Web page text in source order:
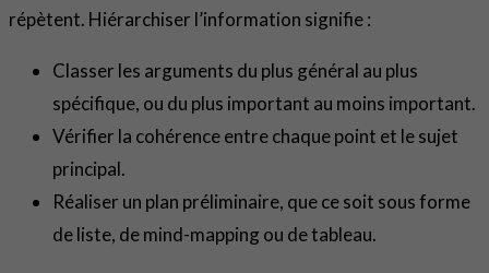
répètent. Hiérarchiser l’information signifie :
Classer les arguments du plus général au plus
spécifique, ou du plus important au moins important.
Vérifier la cohérence entre chaque point et le sujet
principal.
Réaliser un plan préliminaire, que ce soit sous forme
de liste, de mind-mapping ou de tableau.